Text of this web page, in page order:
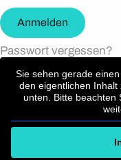
Anmelden
Passwort vergessen?
Sie sehen gerade
den eigentlichen
unten. Bitte beachten